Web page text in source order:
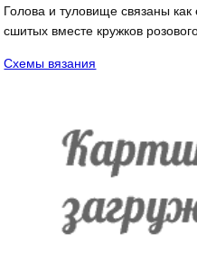
Голова и туловище связаны
сшитых вместе кружков
Схемы вязания